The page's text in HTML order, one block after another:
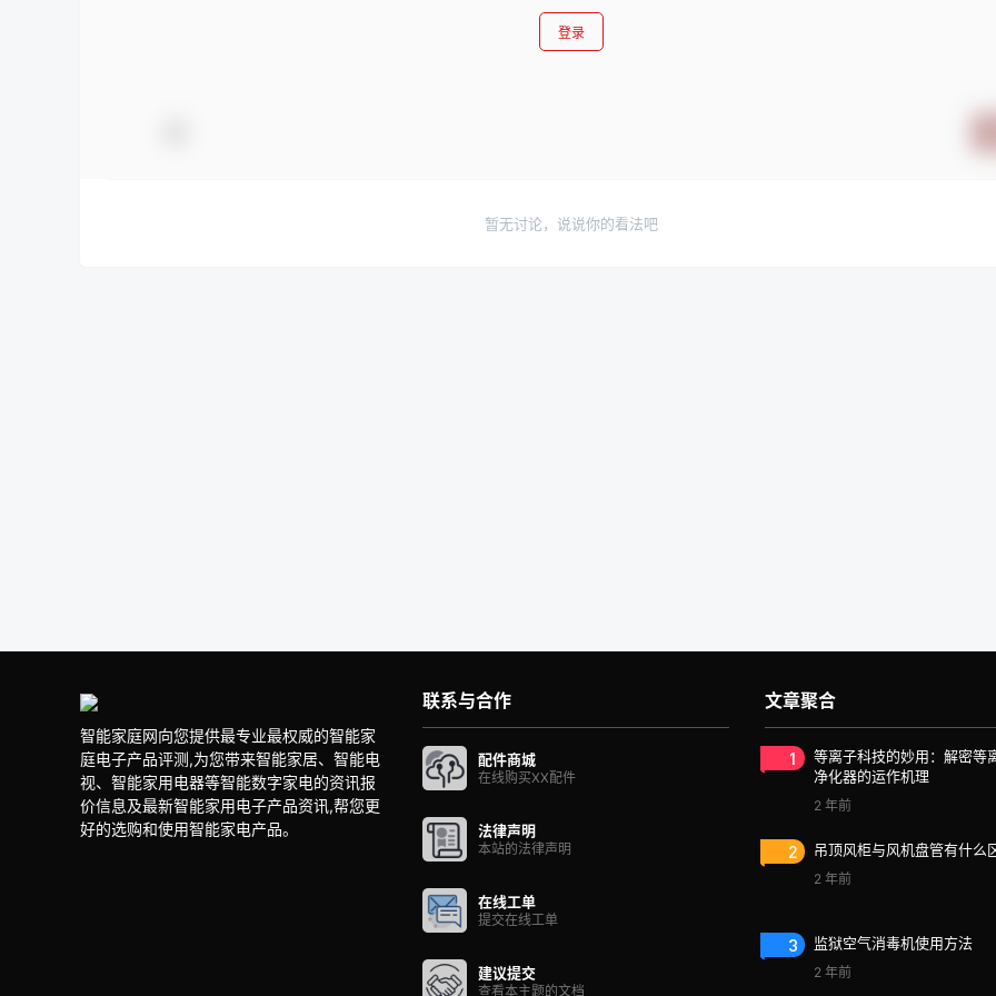
登录
暂无讨论，说说你的看法吧
智能家庭网向您提供最专业最权威的智能家
庭电子产品评测,为您带来智能家居、智能电
视、智能家用电器等智能数字家电的资讯报
价信息及最新智能家用电子产品资讯,帮您更
好的选购和使用智能家电产品。
联系与合作
配件商城
在线购买XX配件
法律声明
本站的法律声明
在线工单
提交在线工单
建议提交
查看本主题的文档
文章聚合
1
等离子科技的妙用：解密等
净化器的运作机理
2 年前
2 吊顶风柜与风机盘管有什么
2 年前
3 监狱空气消毒机使用方法
2 年前